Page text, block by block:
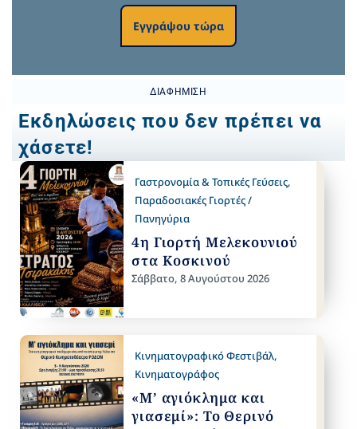
Εγγράψου τώρα
ΔΙΑΦΉΜΙΣΗ
Εκδηλώσεις που δεν πρέπει να
χάσετε!
Γαστρονομία & Τοπικές Γεύσεις,
Παραδοσιακές Γιορτές /
Πανηγύρια
4η Γιορτή Μελεκουνιού
στα Κοσκινού
Σάββατο, 8 Αυγούστου 2026
Κινηματογραφικό Φεστιβάλ,
Κινηματογράφος
«Μ’ αγιόκλημα και
γιασεμί»: Το Θερινό